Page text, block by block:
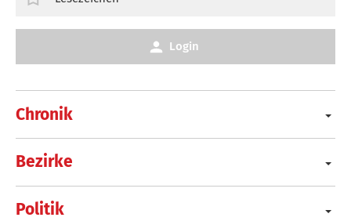
Chronik
Bezirke
Politik
Login